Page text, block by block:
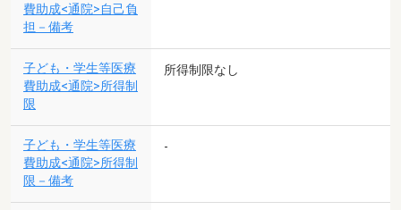
費助成<通院>自己負
担－備考
子ども・学生等医療
費助成<通院>所得制
限
所得制限なし
子ども・学生等医療
費助成<通院>所得制
限－備考
-